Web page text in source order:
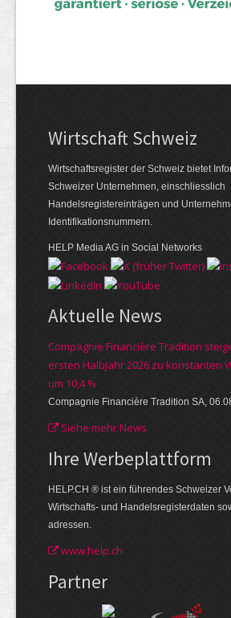
Wirtschaft Schweiz
Wirtschaftsregister der Schweiz bietet
Schweizer Unternehmen, einschliesslich
Handelsregistereinträgen und
Identifikationsnummern.
HELP Media AG in Social Networks
Aktuelle News
Compagnie Financière Tradition
ersten Halbjahr 2026 zu konstanten
um 10,4 %
Compagnie Financière Tradition SA,
Siehe mehr News
Ihre Werbe­plattform
HELP.CH ® ist ein führendes Schweizer
Wirtschafts- und Handelsregisterdaten
adressen.
www.help.ch
Partner